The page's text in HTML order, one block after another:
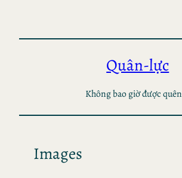
content
Quân-lực
Không bao giờ được quên
Images